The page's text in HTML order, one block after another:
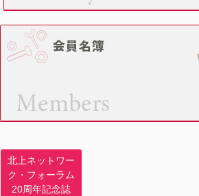
北上ネットワー
ク・フォーラム
20周年記念誌